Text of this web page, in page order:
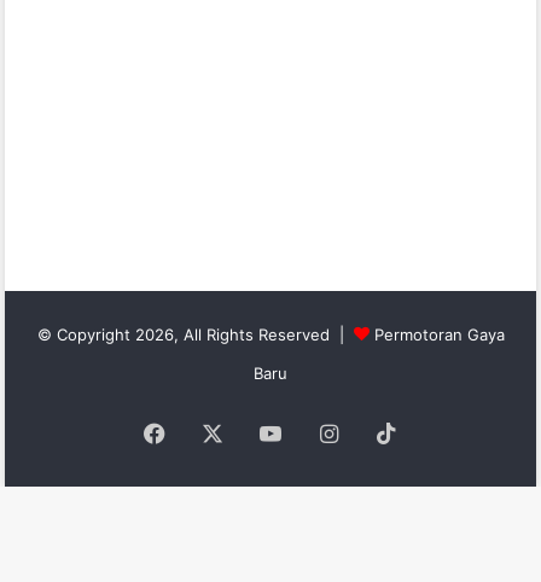
© Copyright 2026, All Rights Reserved |
Permotoran Gaya
Baru
Facebook YouTubeInstagram